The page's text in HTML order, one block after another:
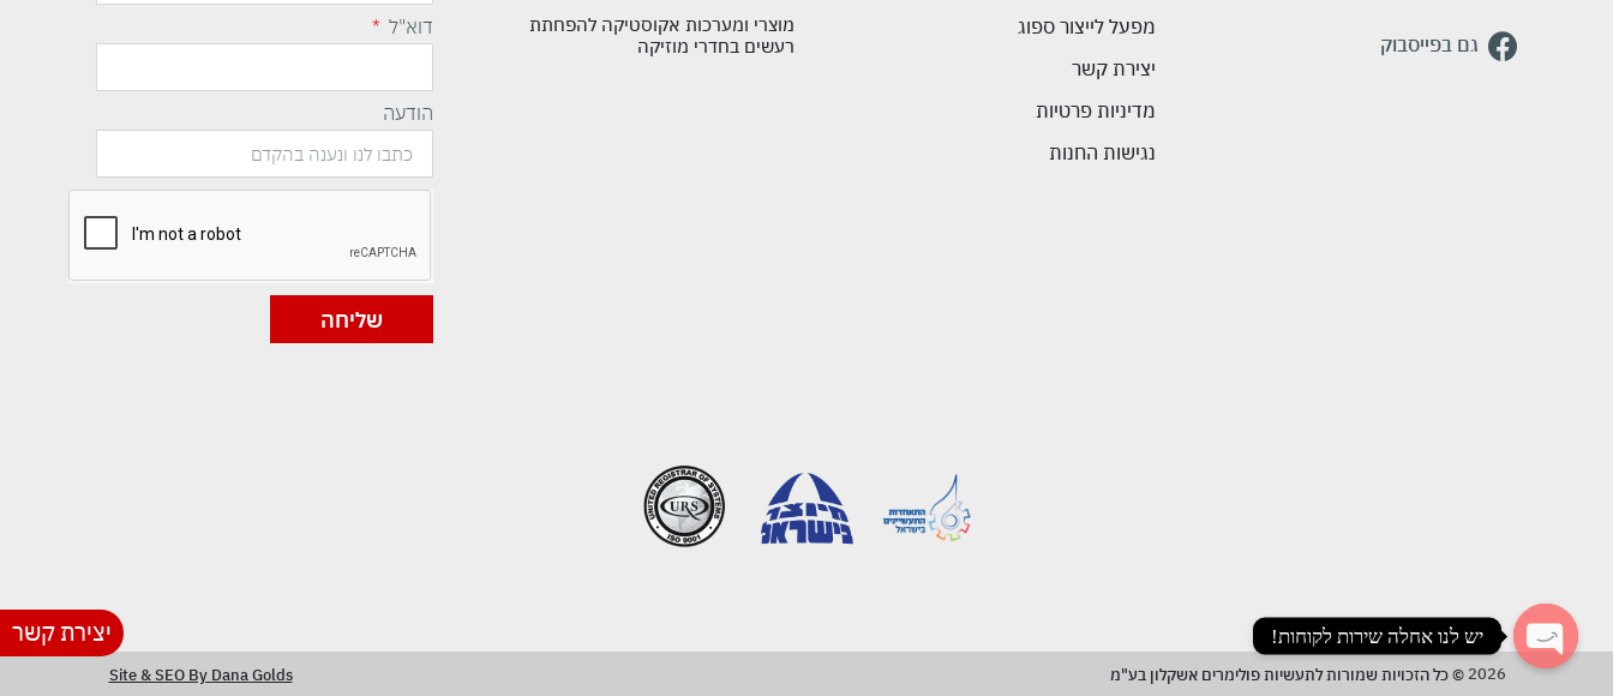
גם בפייסבוק
מפעל לייצור ספוג
יצירת קשר
מדיניות פרטיות
נגישות החנות
מוצרי ומערכות אקוסטיקה להפחתת
רעשים בחדרי מוזיקה
דוא"ל
הודעה
שליחה
יצירת קשר
2026 © כל הזכויות שמורות לתעשיות פולימרים אשקלון בע"מ Site & SEO By Dana Golds
יש לנו אחלה שירות לקוחות!
Open chaty